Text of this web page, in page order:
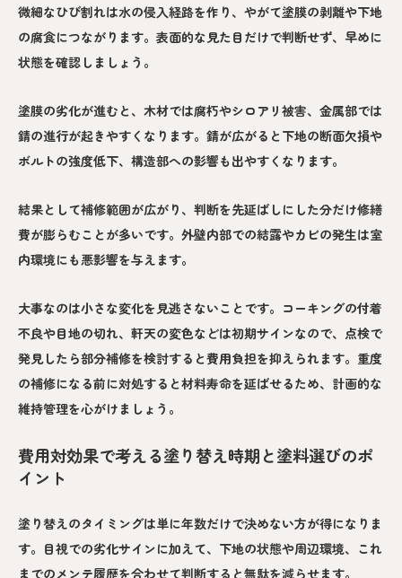
微細なひび割れは水の侵入経路を作り、やがて塗膜の剥離や下地
の腐食につながります。表面的な見た目だけで判断せず、早めに
状態を確認しましょう。
塗膜の劣化が進むと、木材では腐朽やシロアリ被害、金属部では
錆の進行が起きやすくなります。錆が広がると下地の断面欠損や
ボルトの強度低下、構造部への影響も出やすくなります。
結果として補修範囲が広がり、判断を先延ばしにした分だけ修繕
費が膨らむことが多いです。外壁内部での結露やカビの発生は室
内環境にも悪影響を与えます。
大事なのは小さな変化を見逃さないことです。コーキングの付着
不良や目地の切れ、軒天の変色などは初期サインなので、点検で
発見したら部分補修を検討すると費用負担を抑えられます。重度
の補修になる前に対処すると材料寿命を延ばせるため、計画的な
維持管理を心がけましょう。
費用対効果で考える塗り替え時期と塗料選びのポ
イント
塗り替えのタイミングは単に年数だけで決めない方が得になりま
す。目視での劣化サインに加えて、下地の状態や周辺環境、これ
までのメンテ履歴を合わせて判断すると無駄を減らせます。